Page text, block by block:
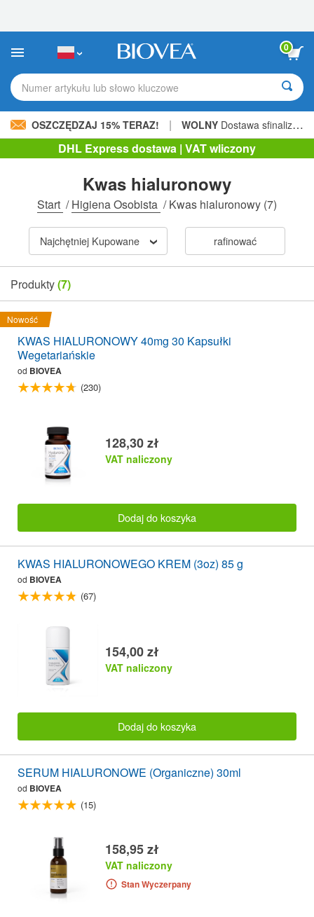
strona
internetowa
zawiera
ułatwień
dostępu.
0
Numer artykułu lub słowo kluczowe
OSZCZĘDZAJ 15% TERAZ! | WOLNY Dostawa sfinalizowana 206,00 zł »
DHL Express dostawa | VAT wliczony
Kwas hialuronowy
Start /Higiena Osobista /Kwas hialuronowy (7)
Najchętniej Kupowane rafinować
Produkty(7)
Nowość
KWAS HIALURONOWY 40mg 30 Kapsułki
Wegetariańskie
od BIOVEA
(230)
128,30 zł
VAT naliczony
Dodaj do koszyka
KWAS HIALURONOWEGO KREM (3oz) 85 g
od BIOVEA
(67)
154,00 zł
VAT naliczony
Dodaj do koszyka
SERUM HIALURONOWE (Organiczne) 30ml
od BIOVEA
(15)
158,95 zł
VAT naliczony
Stan Wyczerpany